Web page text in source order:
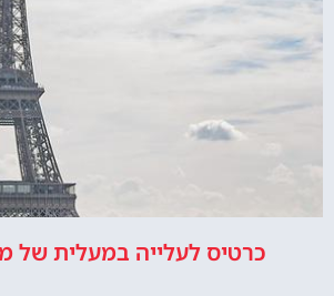
כרטיס לעלייה במעלית של